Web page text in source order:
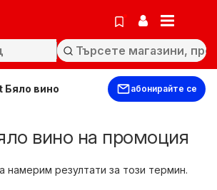
Бяло вино абонирайте се
вино на промоция
резултати за този термин.